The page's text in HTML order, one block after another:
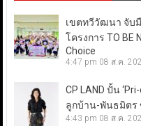
เขตทวีวัฒนา จับ
โครงการ TO BE
Choice
4:47 pm 08 ส.ค.
CP LAND ปั้น
ลูกบ้าน-พันธมิตร
4:43 pm 08 ส.ค.